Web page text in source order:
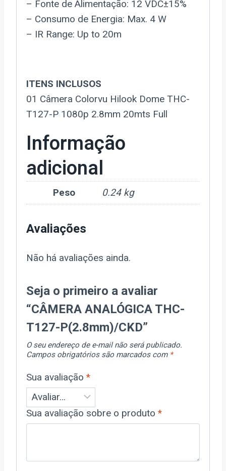
– Fonte de Alimentação: 12 VDC±15%
– Consumo de Energia: Max. 4 W
– IR Range: Up to 20m
ITENS INCLUSOS
01 Câmera Colorvu Hilook Dome THC-
T127-P 1080p 2.8mm 20mts Full
Informação
adicional
Peso 0.24 kg
Avaliações
Não há avaliações ainda.
Seja o primeiro a avaliar
“CÂMERA ANALÓGICA THC-
T127-P(2.8mm)/CKD”
O seu endereço de e-mail não será publicado.
Campos obrigatórios são marcados com *
Sua avaliação *
Sua avaliação sobre o produto *